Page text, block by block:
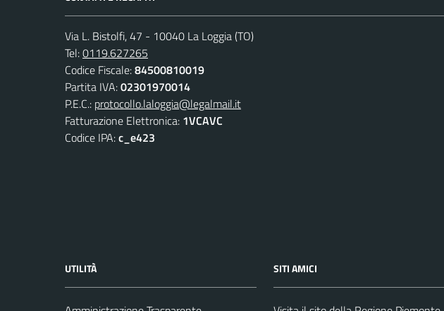
Via L. Bistolfi, 47 - 10040 La Loggia (TO)
Tel:0119.627265
Codice Fiscale:84500810019
Partita IVA:02301970014
P.E.C.: protocollo.laloggia@legalmail.it
Fatturazione Elettronica: 1VCAVC
Codice IPA:c_e423
UTILITÀ SITI AMICI